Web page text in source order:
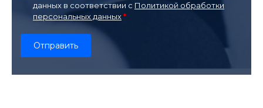
данных в соответствии с Политикой обработки
персональных данных